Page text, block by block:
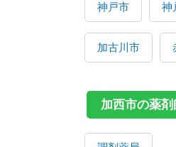
神戸市 神
加古川市
加西市の薬